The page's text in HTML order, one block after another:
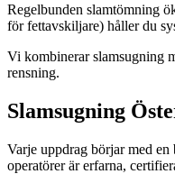
Regelbunden slamtömning
för fettavskiljare) håller du
Vi kombinerar slamsugning
rensning.
Slamsugning
Varje uppdrag börjar med
operatörer är erfarna,